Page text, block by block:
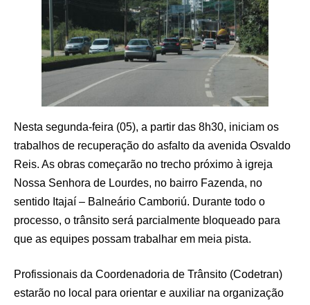
Nesta segunda-feira (05), a partir das 8h30, iniciam os
trabalhos de recuperação do asfalto da avenida Osvaldo
Reis. As obras começarão no trecho próximo à igreja
Nossa Senhora de Lourdes, no bairro Fazenda, no
sentido Itajaí – Balneário Camboriú. Durante todo o
processo, o trânsito será parcialmente bloqueado para
que as equipes possam trabalhar em meia pista.
Profissionais da Coordenadoria de Trânsito (Codetran)
estarão no local para orientar e auxiliar na organização